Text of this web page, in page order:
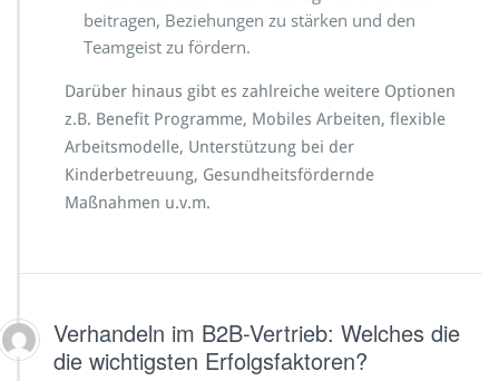
beitragen, Beziehungen zu stärken und den
Teamgeist zu fördern.
Darüber hinaus gibt es zahlreiche weitere Optionen
z.B. Benefit Programme, Mobiles Arbeiten, flexible
Arbeitsmodelle, Unterstützung bei der
Kinderbetreuung, Gesundheitsfördernde
Maßnahmen u.v.m.
Verhandeln im B2B-Vertrieb: Welches die
die wichtigsten Erfolgsfaktoren?